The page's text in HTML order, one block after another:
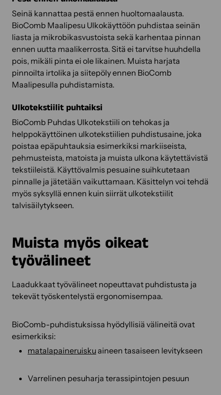
Seinä kannattaa pestä ennen huoltomaalausta.
BioComb Maalipesu Ulkokäyttöön puhdistaa seinän
liasta ja mikrobikasvustoista sekä karhentaa pinnan
ennen uutta maalikerrosta. Sitä ei tarvitse huuhdella
pois, mikäli pinta ei ole likainen. Muista harjata
pinnoilta irtolika ja siitepöly ennen BioComb
Maalipesulla puhdistamista.
Ulkotekstiilit puhtaiksi
BioComb Puhdas Ulkotekstiili on tehokas ja
helppokäyttöinen ulkotekstiilien puhdistusaine, joka
poistaa epäpuhtauksia esimerkiksi markiiseista,
pehmusteista, matoista ja muista ulkona käytettävistä
tekstiileistä. Käyttövalmis pesuaine suihkutetaan
pinnalle ja jätetään vaikuttamaan. Käsittelyn voi tehdä
myös syksyllä ennen kuin siirrät ulkotekstiilit
talvisäilytykseen.
Muista myös oikeat
työvälineet
Laadukkaat työvälineet nopeuttavat puhdistusta ja
tekevät työskentelystä ergonomisempaa.
BioComb-puhdistuksissa hyödyllisiä välineitä ovat
esimerkiksi:
matalapaineruisku aineen tasaiseen levitykseen
Varrelinen pesuharja terassipintojen pesuun